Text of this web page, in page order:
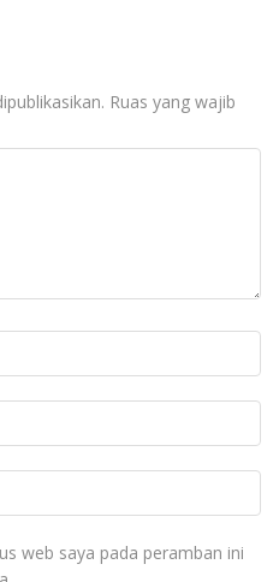
Ruas yang wajib
web saya pada peramban ini